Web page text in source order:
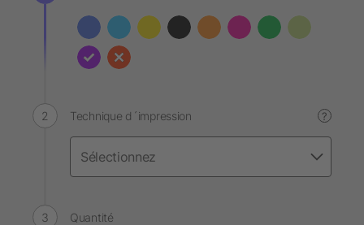
Technique d´impression ?
Quantité